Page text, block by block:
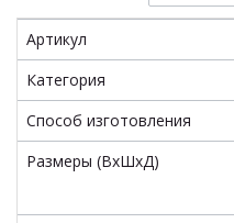
Артикул
Категория
Способ изготовления
Размеры (ВxШxД)